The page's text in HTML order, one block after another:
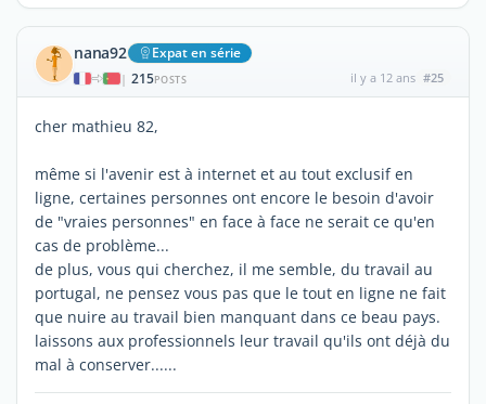
nana92 Expat en série
| 215POSTS il y a 12 ans #25
cher mathieu 82,
même si l'avenir est à internet et au tout exclusif en
ligne, certaines personnes ont encore le besoin d'avoir
de "vraies personnes" en face à face ne serait ce qu'en
cas de problème...
de plus, vous qui cherchez, il me semble, du travail au
portugal, ne pensez vous pas que le tout en ligne ne fait
que nuire au travail bien manquant dans ce beau pays.
laissons aux professionnels leur travail qu'ils ont déjà du
mal à conserver......